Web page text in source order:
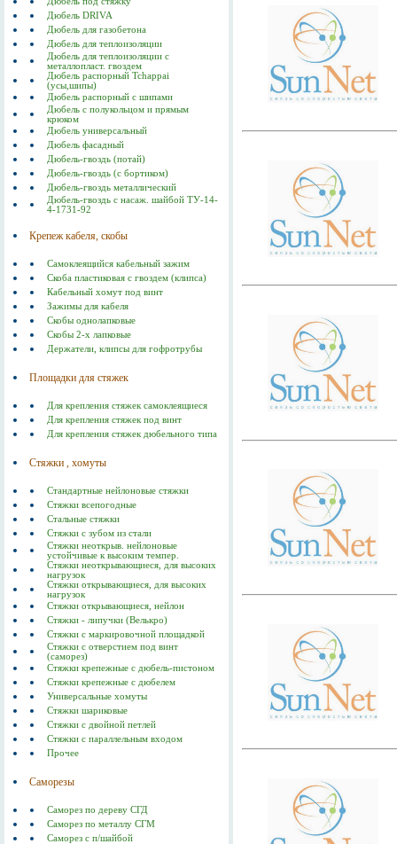
Дюбель DRIVA
Дюбель для газобетона
Дюбель для теплоизоляции
Дюбель для теплоизоляции с
металлопласт. гвоздем
Дюбель распорный Tchappai
(усы,шипы)
Дюбель распорный с шипами
Дюбель с полукольцом и прямым
крюком
Дюбель универсальный
Дюбель фасадный
Дюбель-гвоздь (потай)
Дюбель-гвоздь (с бортиком)
Дюбель-гвоздь металлический
Дюбель-гвоздь с насаж. шайбой ТУ-14-
4-1731-92
Крепеж кабеля, скобы
Самоклеящийся кабельный зажим
Скоба пластиковая с гвоздем (клипса)
Кабельный хомут под винт
Зажимы для кабеля
Скобы однолапковые
Скобы 2-х лапковые
Держатели, клипсы для гофротрубы
Площадки для стяжек
Для крепления стяжек самоклеящиеся
Для крепления стяжек под винт
Для крепления стяжек дюбельного типа
Стяжки , хомуты
Стандартные нейлоновые стяжки
Стяжки всепогодные
Стальные стяжки
Cтяжки с зубом из стали
Стяжки неоткрыв. нейлоновые
устойчивые к высоким темпер.
Стяжки неоткрывающиеся, для высоких
нагрузок
Стяжки открывающиеся, для высоких
нагрузок
Стяжки открывающиеся, нейлон
Стяжки - липучки (Велькро)
Стяжки с маркировочной площадкой
Стяжки с отверстием под винт
(саморез)
Стяжки крепежные с дюбель-пистоном
Стяжки крепежные с дюбелем
Универсальные хомуты
Стяжки шариковые
Стяжки с двойной петлей
Стяжки с параллельным входом
Прочее
Саморезы
Саморез по дереву СГД
Саморез по металлу СГМ
Саморез с п/шайбой